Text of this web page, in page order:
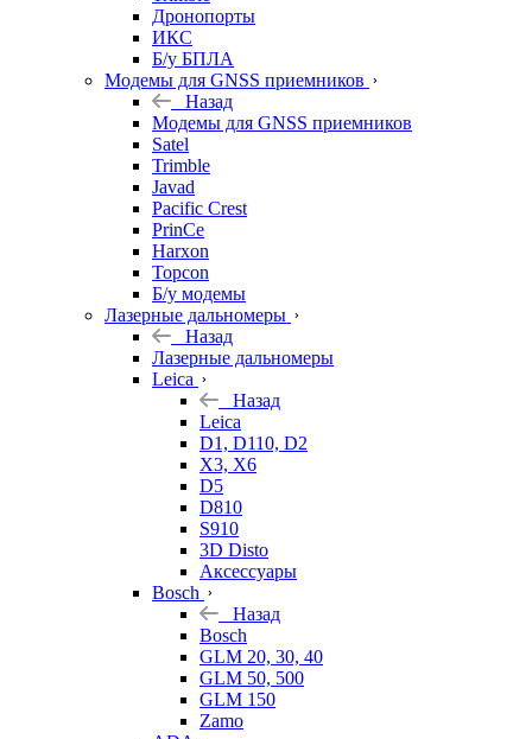
Дронопорты
ИКС
Б/у БПЛА
Модемы для GNSS приемников
Назад
Модемы для GNSS приемников
Satel
Trimble
Javad
Pacific Crest
PrinCe
Harxon
Topcon
Б/у модемы
Лазерные дальномеры
Назад
Лазерные дальномеры
Leica
Назад
Leica
D1, D110, D2
X3, X6
D5
D810
S910
3D Disto
Аксессуары
Bosch
Назад
Bosch
GLM 20, 30, 40
GLM 50, 500
GLM 150
Zamo